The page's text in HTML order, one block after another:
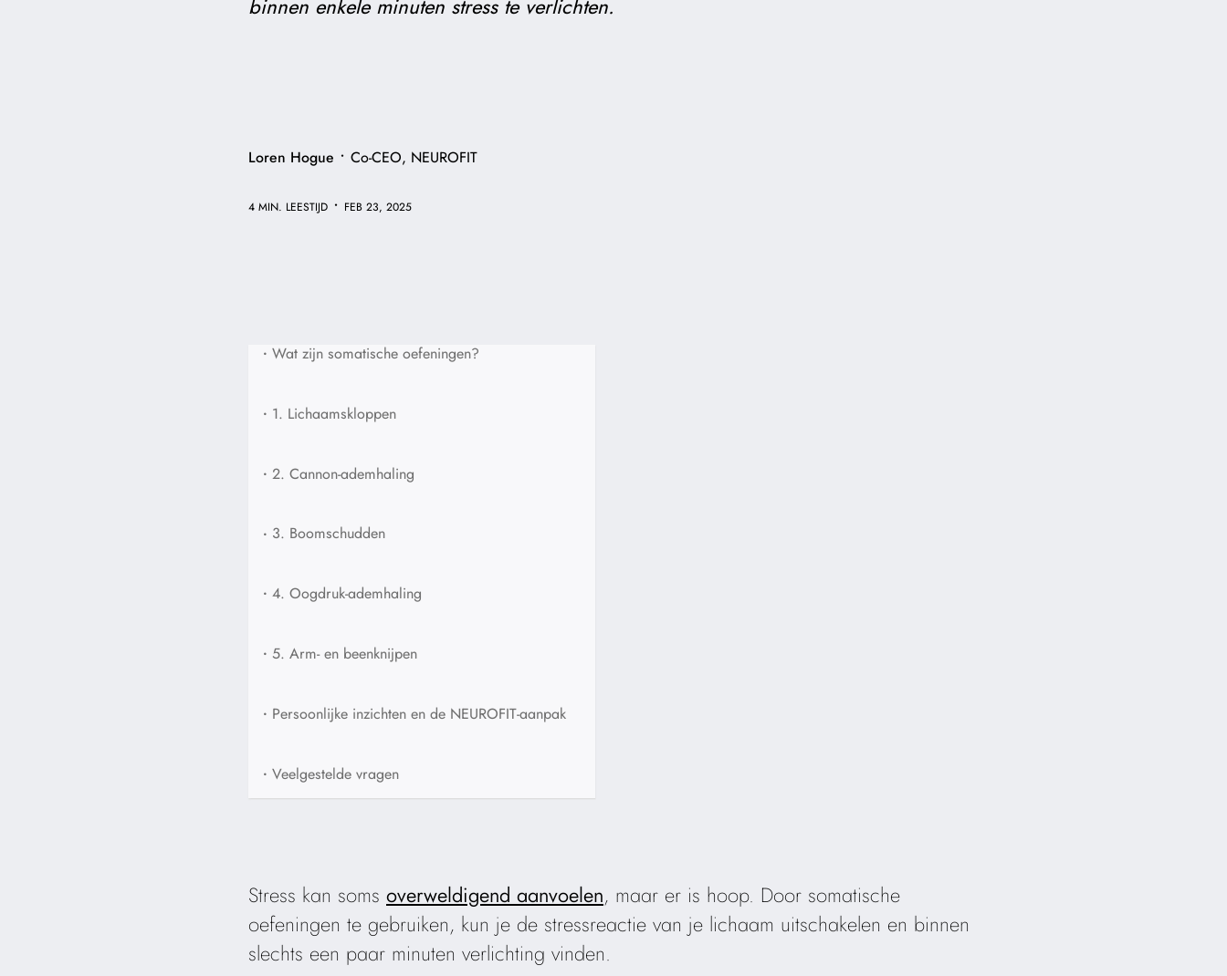
binnen enkele minuten stress te verlichten.
Loren Hogue • Co-CEO, NEUROFIT
4 MIN. LEESTIJD • FEB 23, 2025
• Wat zijn somatische oefeningen?
• 1. Lichaamskloppen
• 2. Cannon-ademhaling
• 3. Boomschudden
• 4. Oogdruk-ademhaling
• 5. Arm- en beenknijpen
• Persoonlijke inzichten en de NEUROFIT-aanpak
• Veelgestelde vragen
Stress kan soms overweldigend aanvoelen, maar er is hoop. Door somatische
oefeningen te gebruiken, kun je de stressreactie van je lichaam uitschakelen en binnen
slechts een paar minuten verlichting vinden.